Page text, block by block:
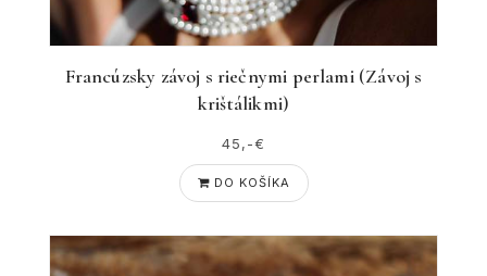
Francúzsky závoj s riečnymi perlami (Závoj s
krištálikmi)
45,-€
DO KOŠÍKA